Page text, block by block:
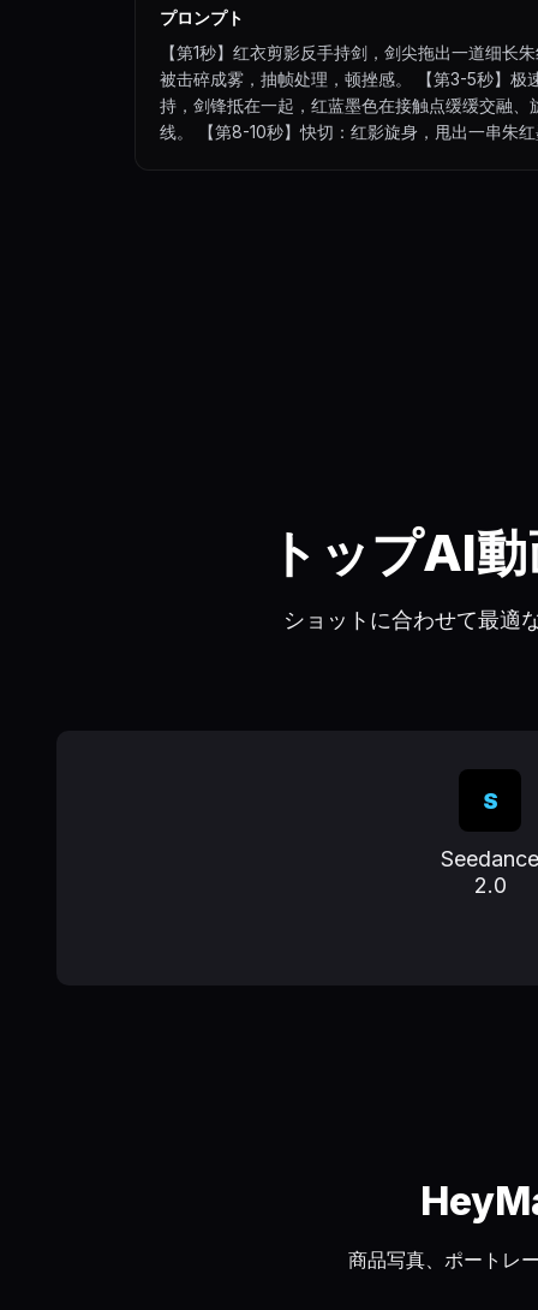
プロンプト
【第1秒】红衣剪影反手持剑，剑尖拖出一道细
被击碎成雾，抽帧处理，顿挫感。 【第3-5秒】
持，剑锋抵在一起，红蓝墨色在接触点缓缓交融
线。 【第8-10秒】快切：红影旋身，甩出一串朱
トップAI
ショットに合わせて最適
S
Seedance
2.0
商品写真、ポートレ